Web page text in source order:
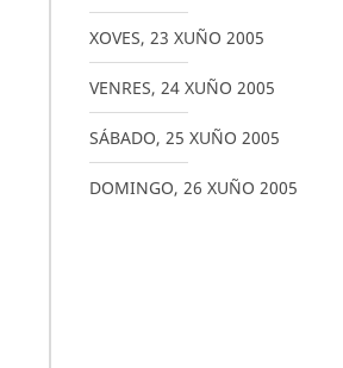
XOVES, 23 XUÑO 2005
VENRES, 24 XUÑO 2005
SÁBADO, 25 XUÑO 2005
DOMINGO, 26 XUÑO 2005